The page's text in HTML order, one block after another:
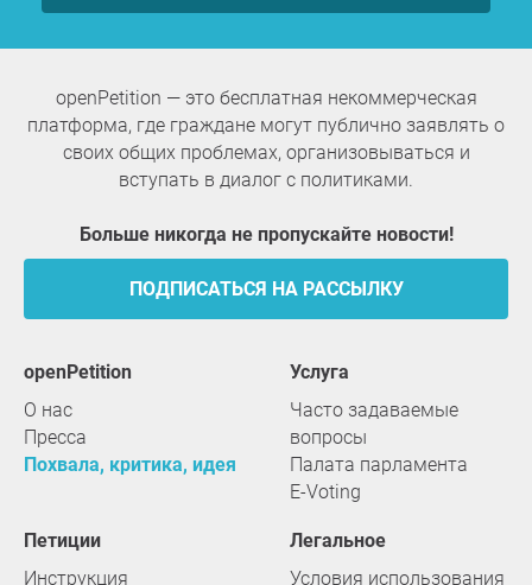
openPetition — это бесплатная некоммерческая
платформа, где граждане могут публично заявлять о
своих общих проблемах, организовываться и
вступать в диалог с политиками.
Больше никогда не пропускайте новости!
ПОДПИСАТЬСЯ НА РАССЫЛКУ
openPetition
О нас
Пресса
Похвала, критика, идея
услуга
Часто задаваемые
вопросы
Палата парламента
E-Voting
Петиции
Инструкция
Легальное
Условия использования